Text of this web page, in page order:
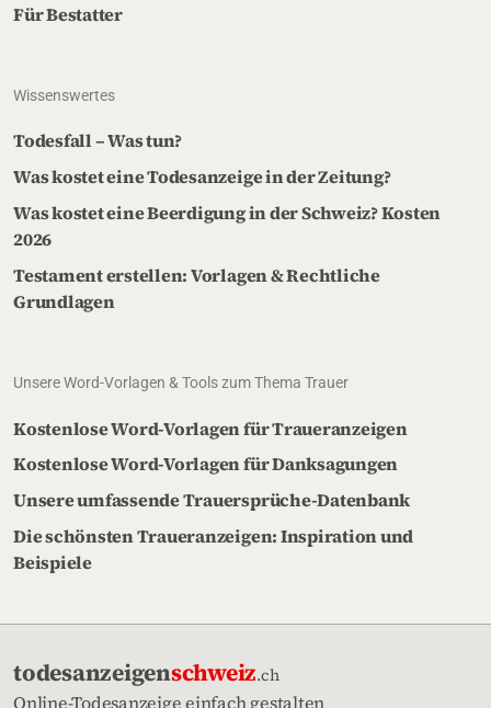
Für Bestatter
Wissenswertes
Todesfall – Was tun?
Was kostet eine Todesanzeige in der Zeitung?
Was kostet eine Beerdigung in der Schweiz? Kosten
2026
Testament erstellen: Vorlagen & Rechtliche
Grundlagen
Unsere Word-Vorlagen & Tools zum Thema Trauer
Kostenlose Word-Vorlagen für Traueranzeigen
Kostenlose Word-Vorlagen für Danksagungen
Unsere umfassende Trauersprüche-Datenbank
Die schönsten Traueranzeigen: Inspiration und
Beispiele
todesanzeigenschweiz.ch
Online-Todesanzeige einfach gestalten